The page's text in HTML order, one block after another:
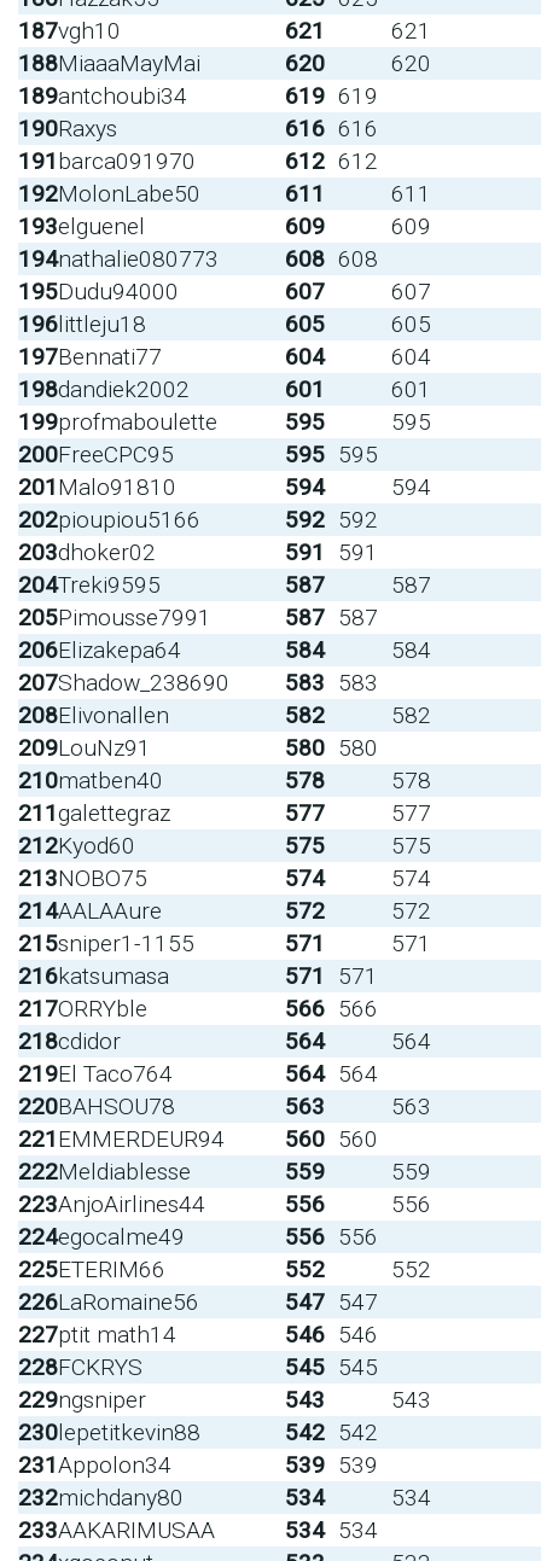
187vgh10 621
621
188MiaaaMayMai 620
620
189antchoubi34 619 619
190Raxys 616 616
191barca091970 612 612
192MolonLabe50 611
611
193elguenel 609
609
194nathalie080773 608 608
195Dudu94000 607
607
196littleju18 605
605
197Bennati77 604
604
198dandiek2002 601
601
199profmaboulette 595
595
200FreeCPC95 595 595
201Malo91810 594
594
202pioupiou5166 592 592
203dhoker02 591
591
204Treki9595 587
587
205Pimousse7991 587 587
206Elizakepa64 584
584
207Shadow_238690 583 583
208Elivonallen 582
582
209LouNz91 580 580
210matben40 578
578
211galettegraz 577
577
212Kyod60 575
575
213NOBO75 574
574
214AALAAure 572
572
215sniper1-1155 571
571
216katsumasa 571
571
217ORRYble 566 566
218cdidor 564
564
219El Taco764 564 564
220BAHSOU78 563
563
221EMMERDEUR94 560 560
222Meldiablesse 559
559
223AnjoAirlines44 556
556
224egocalme49 556 556
225ETERIM66 552
552
226LaRomaine56 547 547
227ptit math14 546 546
228FCKRYS 545 545
229ngsniper 543
543
230lepetitkevin88 542 542
231Appolon34 539 539
232michdany80 534
534
233AAKARIMUSAA 534 534